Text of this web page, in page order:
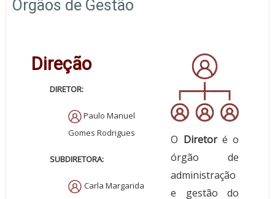
Orgãos de Gestão
Direção
DIRETOR:
Paulo Manuel
Gomes Rodrigues
SUBDIRETORA:
Carla Margarida
O Diretoré o
órgão de
administração
e gestão do